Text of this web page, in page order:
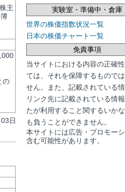
主
の
日
実験室・準備中・倉庫
世界の株価指数状況一覧
日本の株価チャート一覧
免責事項
当サイトにおける内容の正確
ては、それを保障するもので
せん。また、記載されている情
リンク先に記載されている情
たが利用すること関するいか
も負うことができません。
本サイトには広告・プロモー
含む可能性があります。